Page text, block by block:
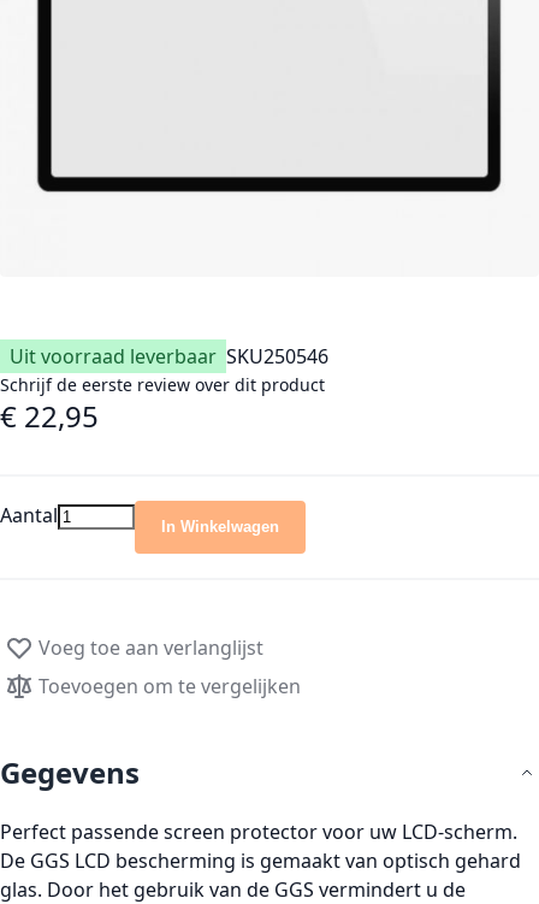
Uit voorraad leverbaar SKU250546
Schrijf de eerste review over dit product
€ 22,95
Aantal In Winkelwagen
Voeg toe aan verlanglijst
Toevoegen om te vergelijken
Gegevens
Perfect passende screen protector voor uw LCD-scherm.
De GGS LCD bescherming is gemaakt van optisch gehard
glas. Door het gebruik van de GGS vermindert u de